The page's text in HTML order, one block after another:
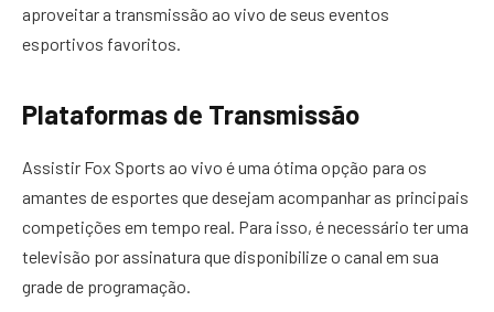
aproveitar a transmissão ao vivo de seus eventos
esportivos favoritos.
Plataformas de Transmissão
Assistir Fox Sports ao vivo é uma ótima opção para os
amantes de esportes que desejam acompanhar as principais
competições em tempo real. Para isso, é necessário ter uma
televisão por assinatura que disponibilize o canal em sua
grade de programação.